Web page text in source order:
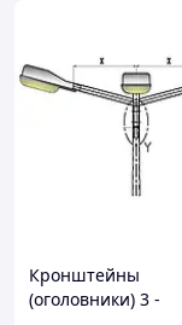
Кронштейны
(оголовники) 3 -